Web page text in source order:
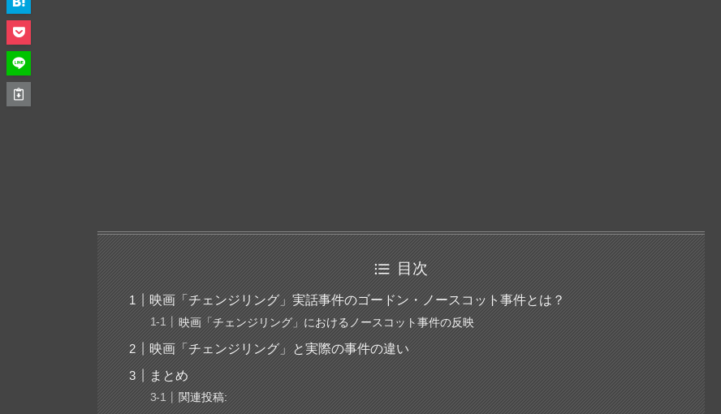
目次
映画「チェンジリング」実話事件のゴードン・ノースコット事件とは？
映画「チェンジリング」におけるノースコット事件の反映
映画「チェンジリング」と実際の事件の違い
まとめ
関連投稿: